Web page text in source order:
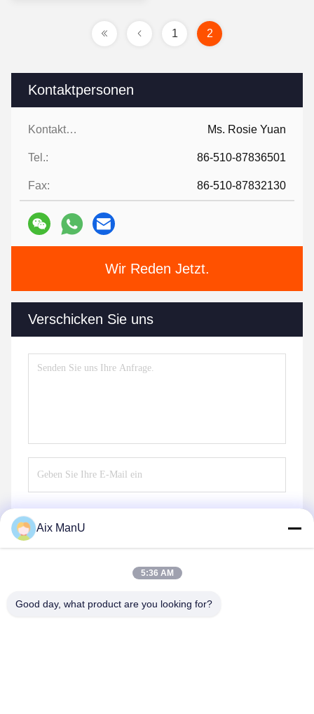
Kontaktpersonen
Kontaktpersonen: Ms. Rosie Yuan
Tel.: 86-510-87836501
Fax: 86-510-87832130
Wir Reden Jetzt.
Verschicken Sie uns
1 2
Aix ManU
5:36 AM
Good day, what product are you looking for?